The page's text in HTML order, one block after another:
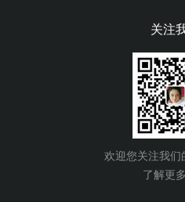
关注
欢迎您关注我们
了解更